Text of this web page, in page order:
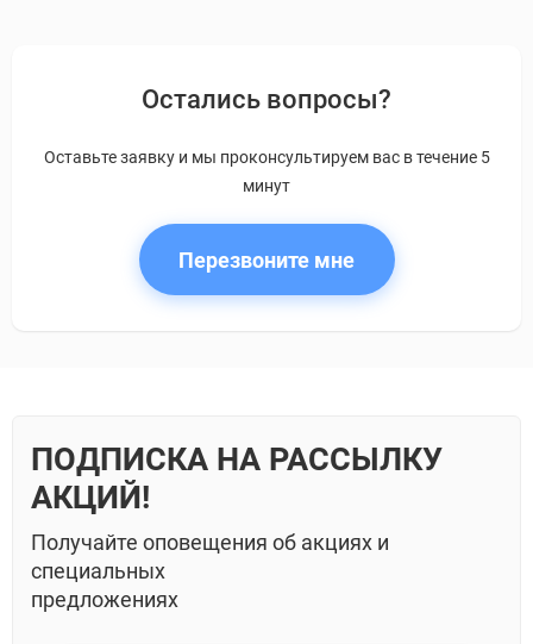
Остались вопросы?
Оставьте заявку и мы проконсультируем вас в течение 5
минут
Перезвоните мне
ПОДПИСКА НА РАССЫЛКУ
АКЦИЙ!
Получайте оповещения об акциях и
специальных
предложениях